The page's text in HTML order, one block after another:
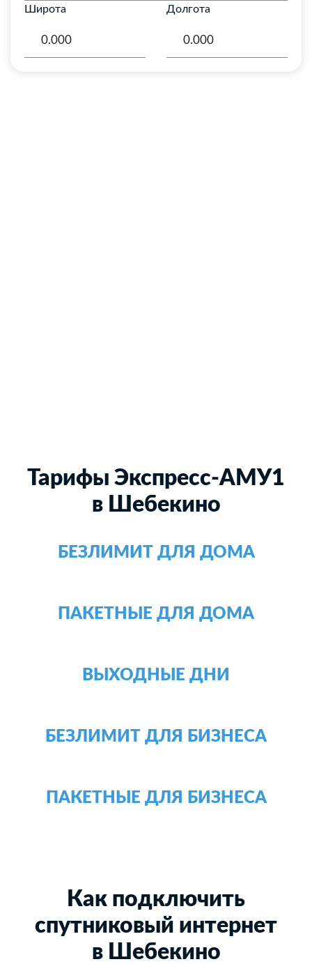
Широта Долгота
Тарифы Экспресс-АМУ1
в Шебекино
БЕЗЛИМИТ ДЛЯ ДОМА
ПАКЕТНЫЕ ДЛЯ ДОМА
ВЫХОДНЫЕ ДНИ
БЕЗЛИМИТ ДЛЯ БИЗНЕСА
ПАКЕТНЫЕ ДЛЯ БИЗНЕСА
Как подключить
спутниковый интернет
в Шебекино